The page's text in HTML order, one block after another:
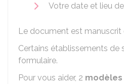
Votre date et lieu
Le document est
Certains établissements de
formulaire.
Pour vous aider, 2 modèles